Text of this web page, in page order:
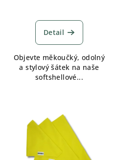
Detail
Objevte měkoučký, odolný
a stylový šátek na naše
softshellové...